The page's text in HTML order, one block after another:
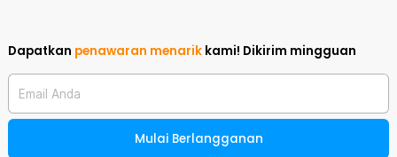
Dapatkan penawaran menarik kami! Dikirim mingguan
Email Anda
Mulai Berlangganan